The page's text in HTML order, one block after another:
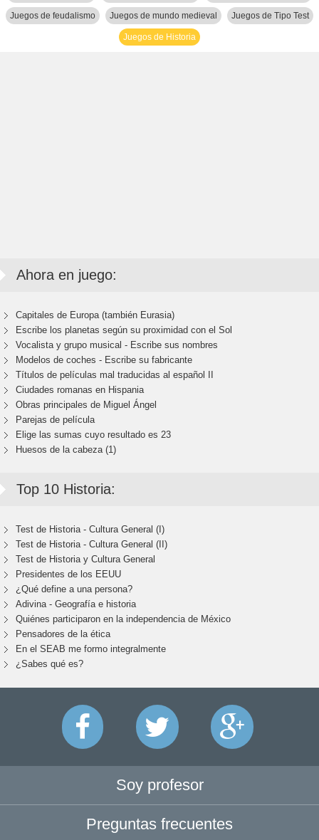
Juegos de feudalismo Juegos de mundo medieval Juegos de Tipo Test
Juegos de Historia
Ahora en juego:
Capitales de Europa (también Eurasia)
Escribe los planetas según su proximidad con el Sol
Vocalista y grupo musical - Escribe sus nombres
Modelos de coches - Escribe su fabricante
Títulos de películas mal traducidas al español II
Ciudades romanas en Hispania
Obras principales de Miguel Ángel
Parejas de película
Elige las sumas cuyo resultado es 23
Huesos de la cabeza (1)
Top 10 Historia:
Test de Historia - Cultura General (I)
Test de Historia - Cultura General (II)
Test de Historia y Cultura General
Presidentes de los EEUU
¿Qué define a una persona?
Adivina - Geografía e historia
Quiénes participaron en la independencia de México
Pensadores de la ética
En el SEAB me formo integralmente
¿Sabes qué es?
Soy profesor
Preguntas frecuentes